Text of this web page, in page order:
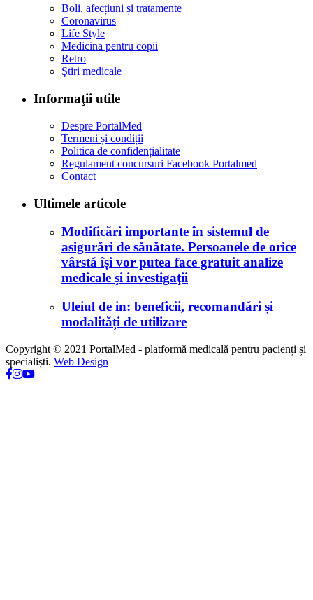
Boli, afecțiuni și tratamente
Coronavirus
Life Style
Medicina pentru copii
Retro
Ştiri medicale
Informaţii utile
Despre PortalMed
Termeni și condiții
Politica de confidențialitate
Regulament concursuri Facebook Portalmed
Contact
Ultimele articole
Modificări importante în sistemul de
asigurări de sănătate. Persoanele de orice
vârstă își vor putea face gratuit analize
medicale şi investigaţii
Uleiul de in: beneficii, recomandări și
modalități de utilizare
Copyright © 2021 PortalMed - platformă medicală pentru pacienți și
specialiști. Web Design